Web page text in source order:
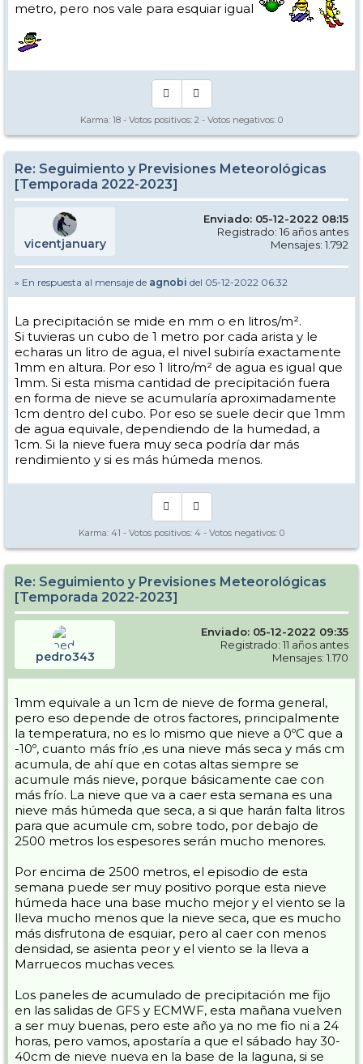
metro, pero nos vale para esquiar igual
Karma: 18 - Votos positivos: 2 - Votos negativos: 0
Re: Seguimiento y Previsiones Meteorológicas
[Temporada 2022-2023]
vicentjanuary
Enviado: 05-12-2022 08:15
Registrado: 16 años antes
Mensajes: 1.792
» En respuesta al mensaje de agnobi del 05-12-2022 06:32
La precipitación se mide en mm o en litros/m².
Si tuvieras un cubo de 1 metro por cada arista y le
echaras un litro de agua, el nivel subiría exactamente
1mm en altura. Por eso 1 litro/m² de agua es igual que
1mm. Si esta misma cantidad de precipitación fuera
en forma de nieve se acumularía aproximadamente
1cm dentro del cubo. Por eso se suele decir que 1mm
de agua equivale, dependiendo de la humedad, a
1cm. Si la nieve fuera muy seca podría dar más
rendimiento y si es más húmeda menos.
Karma: 41 - Votos positivos: 4 - Votos negativos: 0
Re: Seguimiento y Previsiones Meteorológicas
[Temporada 2022-2023]
pedro343
Enviado: 05-12-2022 09:35
Registrado: 11 años antes
Mensajes: 1.170
1mm equivale a un 1cm de nieve de forma general,
pero eso depende de otros factores, principalmente
la temperatura, no es lo mismo que nieve a 0ºC que a
-10º, cuanto más frío ,es una nieve más seca y más cm
acumula, de ahí que en cotas altas siempre se
acumule más nieve, porque básicamente cae con
más frío. La nieve que va a caer esta semana es una
nieve más húmeda que seca, a si que harán falta litros
para que acumule cm, sobre todo, por debajo de
2500 metros los espesores serán mucho menores.
Por encima de 2500 metros, el episodio de esta
semana puede ser muy positivo porque esta nieve
húmeda hace una base mucho mejor y el viento se la
lleva mucho menos que la nieve seca, que es mucho
más disfrutona de esquiar, pero al caer con menos
densidad, se asienta peor y el viento se la lleva a
Marruecos muchas veces.
Los paneles de acumulado de precipitación me fijo
en las salidas de GFS y ECMWF, esta mañana vuelven
a ser muy buenas, pero este año ya no me fio ni a 24
horas, pero vamos, apostaría a que el sábado hay 30-
40cm de nieve nueva en la base de la laguna, si se